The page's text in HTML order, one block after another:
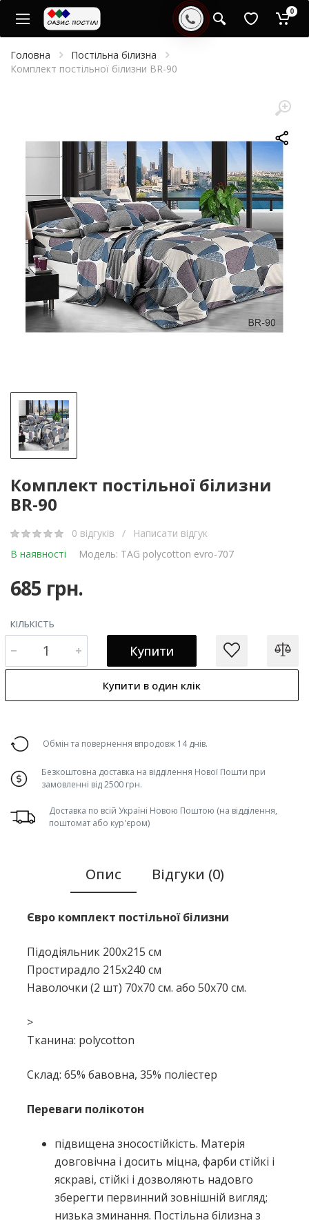
0
Головна
Постільна білизна
Комплект постільної білизни BR-90
Комплект постільної білизни
BR-90
0 відгуків /
Написати відгук
В наявності
Модель: TAG polycotton evro-707
685 грн.
КІЛЬКІСТЬ
Купити
Купити в один клік
Обмін та повернення впродовж 14 днів.
Безкоштовна доставка на відділення Нової Пошти при
замовленні від 2500 грн.
Доставка по всій Україні Новою Поштою (на відділення,
поштомат або кур'єром)
Опис Відгуки (0)
Євро комплект постільної білизни
Підодіяльник 200x215 см
Простирадло 215x240 см
Наволочки (2 шт) 70х70 см. або 50х70 см.
>
Тканина: polycotton
Склад: 65% бавовна, 35% поліестер
Переваги полікотон
підвищена зносостійкість. Матерія
довговічна і досить міцна, фарби стійкі і
яскраві, стійкі і дозволяють надовго
зберегти первинний зовнішній вигляд;
низька зминання. Постільна білизна з